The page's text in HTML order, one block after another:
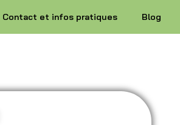
Contact et infos pratiques Blog